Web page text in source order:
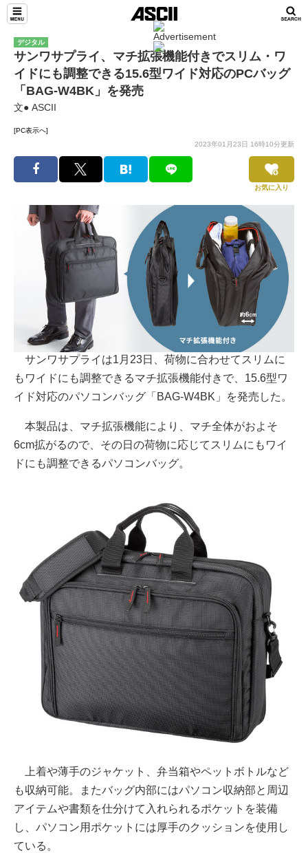
デジタル
サンワサプライ、マチ拡張機能付きでスリム・ワ
イドにも調整できる15.6型ワイド対応のPCバッグ
「BAG-W4BK」を発売
文● ASCII
[PC表示へ]
2023年01月23日 16時10分更新
お気に入り
サンワサプライは1月23日、荷物に合わせてスリムに
もワイドにも調整できるマチ拡張機能付きで、15.6型ワ
イド対応のパソコンバッグ「BAG-W4BK」を発売した。
本製品は、マチ拡張機能により、マチ全体がおよそ
6cm拡がるので、その日の荷物に応じてスリムにもワイ
ドにも調整できるパソコンバッグ。
上着や薄手のジャケット、弁当箱やペットボトルなど
も収納可能。またバッグ内部にはパソコン収納部と周辺
アイテムや書類を仕分けて入れられるポケットを装備
し、パソコン用ポケットには厚手のクッションを使用し
ている。